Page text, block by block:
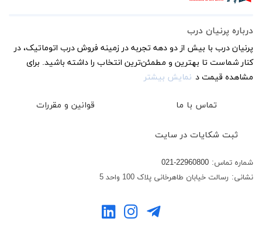
درباره پرنیان درب
پرنیان درب با بیش از دو دهه تجربه در زمینه فروش درب اتوماتیک، در
کنار شماست تا بهترین و مطمئن‌ترین انتخاب را داشته باشید. برای
مشاهده قیمت د نمایش بیشتر
تماس با ما قوانین و مقررات
ثبت شکایات در سایت
شماره تماس: 021-22960800
نشانی: رسالت خیابان طاهرخانی پلاک 100 واحد 5